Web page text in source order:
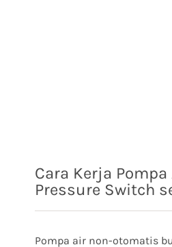
Cara Kerja
Pressure Switch
Pompa air non-otomatis